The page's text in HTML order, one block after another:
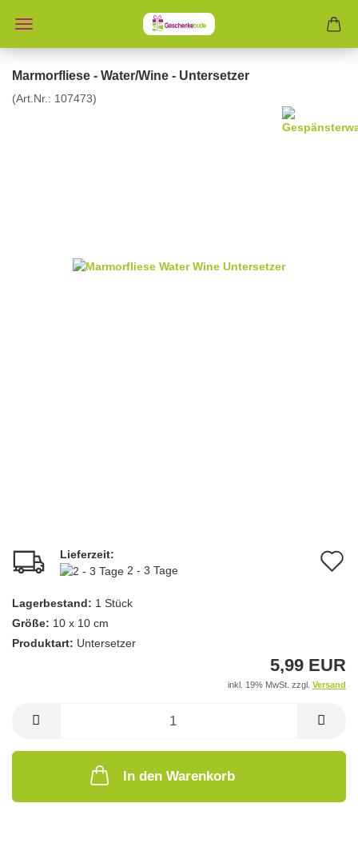
Marmorfliese - Water/Wine - Untersetzer
(Art.Nr.: 107473)
Lieferzeit:
2 - 3 Tage
Lagerbestand: 1 Stück
Größe: 10 x 10 cm
Produktart: Untersetzer
5,99 EUR
inkl. 19% MwSt. zzgl. Versand
In den Warenkorb